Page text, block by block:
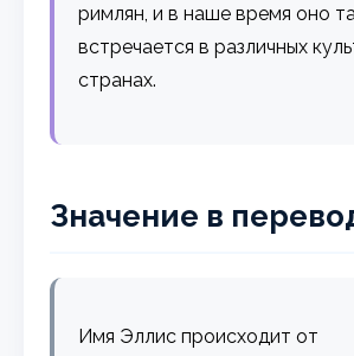
римлян, и в наше время оно
встречается в различных
странах.
Значение в
Имя Эллис происходит от